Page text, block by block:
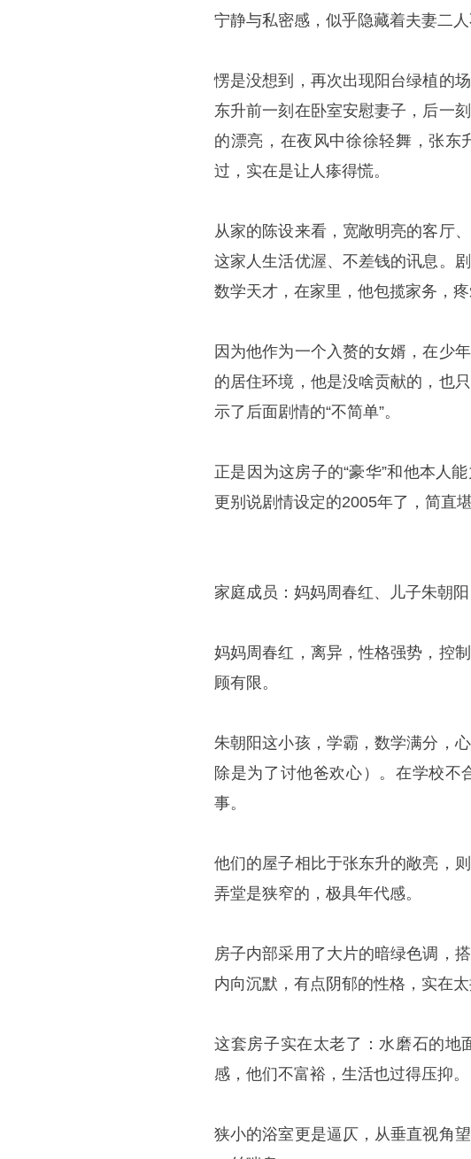
宁静与私密感，似乎隐藏着夫妻二人
愣是没想到，再次出现阳台绿植的
东升前一刻在卧室安慰妻子，后一
的漂亮，在夜风中徐徐轻舞，张东
过，实在是让人瘆得慌。
从家的陈设来看，宽敞明亮的客厅
这家人生活优渥、不差钱的讯息。
数学天才，在家里，他包揽家务，
因为他作为一个入赘的女婿，在少
的居住环境，他是没啥贡献的，也
示了后面剧情的“不简单”。
正是因为这房子的“豪华”和他本人
更别说剧情设定的2005年了，简直堪
家庭成员：妈妈周春红、儿子朱朝阳
妈妈周春红，离异，性格强势，控
顾有限。
朱朝阳这小孩，学霸，数学满分，
除是为了讨他爸欢心）。在学校
事。
他们的屋子相比于张东升的敞亮，
弄堂是狭窄的，极具年代感。
房子内部采用了大片的暗绿色调，
内向沉默，有点阴郁的性格，实在太
这套房子实在太老了：水磨石的地
感，他们不富裕，生活也过得压抑。
狭小的浴室更是逼仄，从垂直视角